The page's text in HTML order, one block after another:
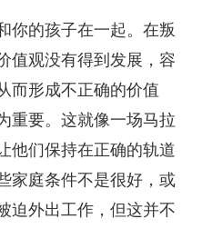
你的孩子在一起。在叛
值观没有得到发展，容
而形成不正确的价值
重要。这就像一场马拉
他们保持在正确的轨道
家庭条件不是很好，或
迫外出工作，但这并不